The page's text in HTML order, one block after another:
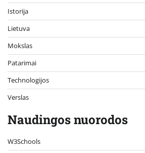
Istorija
Lietuva
Mokslas
Patarimai
Technologijos
Verslas
Naudingos nuorodos
W3Schools